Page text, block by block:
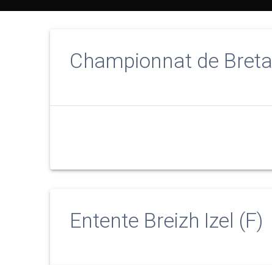
Championnat de
Entente Breizh Izel (F)